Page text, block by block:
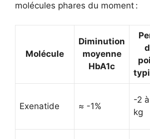
molécules phares du moment :
Molécule
Diminution
moyenne
HbA1c
Exenatide ≈ -1%
-2
kg